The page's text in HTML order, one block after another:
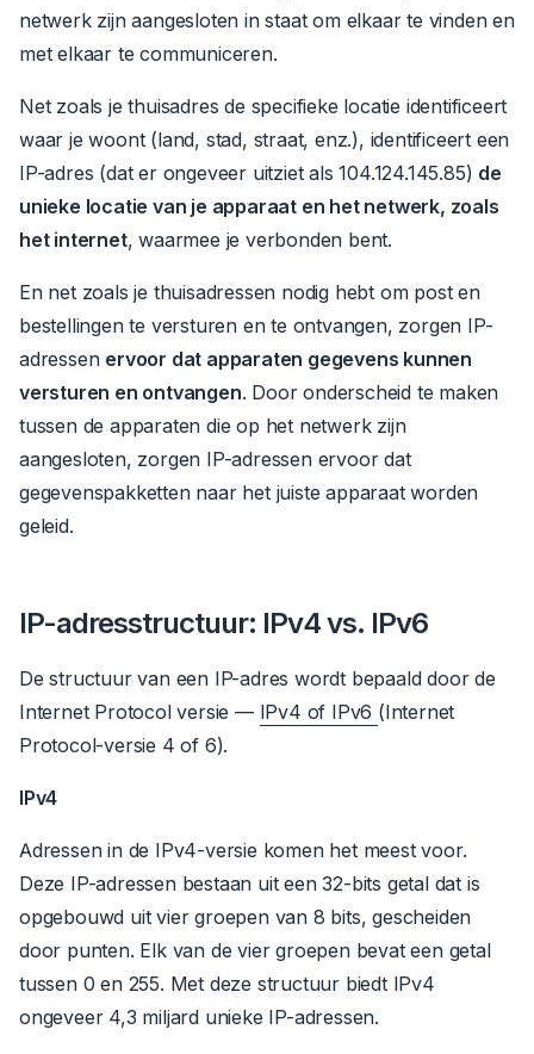
netwerk zijn aangesloten in staat om elkaar te vinden en
met elkaar te communiceren.
Net zoals je thuisadres de specifieke locatie identificeert
waar je woont (land, stad, straat, enz.), identificeert een
IP-adres (dat er ongeveer uitziet als 104.124.145.85) de
unieke locatie van je apparaat en het netwerk, zoals
het internet, waarmee je verbonden bent.
En net zoals je thuisadressen nodig hebt om post en
bestellingen te versturen en te ontvangen, zorgen IP-
adressen ervoor dat apparaten gegevens kunnen
versturen en ontvangen. Door onderscheid te maken
tussen de apparaten die op het netwerk zijn
aangesloten, zorgen IP-adressen ervoor dat
gegevenspakketten naar het juiste apparaat worden
geleid.
IP-adresstructuur: IPv4 vs. IPv6
De structuur van een IP-adres wordt bepaald door de
Internet Protocol versie — IPv4 of IPv6 (Internet
Protocol-versie 4 of 6).
IPv4
Adressen in de IPv4-versie komen het meest voor.
Deze IP-adressen bestaan uit een 32-bits getal dat is
opgebouwd uit vier groepen van 8 bits, gescheiden
door punten. Elk van de vier groepen bevat een getal
tussen 0 en 255. Met deze structuur biedt IPv4
ongeveer 4,3 miljard unieke IP-adressen.